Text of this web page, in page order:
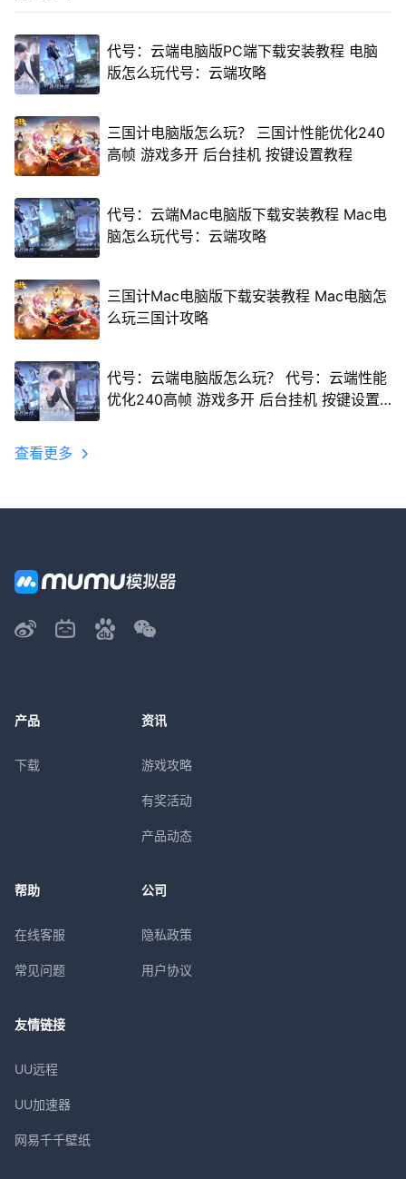
代号：云端电脑版PC端下载安装教程 电脑
版怎么玩代号：云端攻略
三国计电脑版怎么玩？ 三国计性能优化240
高帧 游戏多开 后台挂机 按键设置教程
代号：云端Mac电脑版下载安装教程 Mac电
脑怎么玩代号：云端攻略
三国计Mac电脑版下载安装教程 Mac电脑怎
么玩三国计攻略
代号：云端电脑版怎么玩？ 代号：云端性能
优化240高帧 游戏多开 后台挂机 按键设置
查看更多
产品
下载
资讯
游戏攻略
有奖活动
产品动态
帮助
在线客服
常见问题
公司
隐私政策
用户协议
友情链接
UU远程
UU加速器
网易千千壁纸